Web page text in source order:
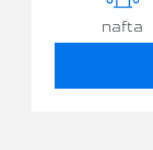
nafta